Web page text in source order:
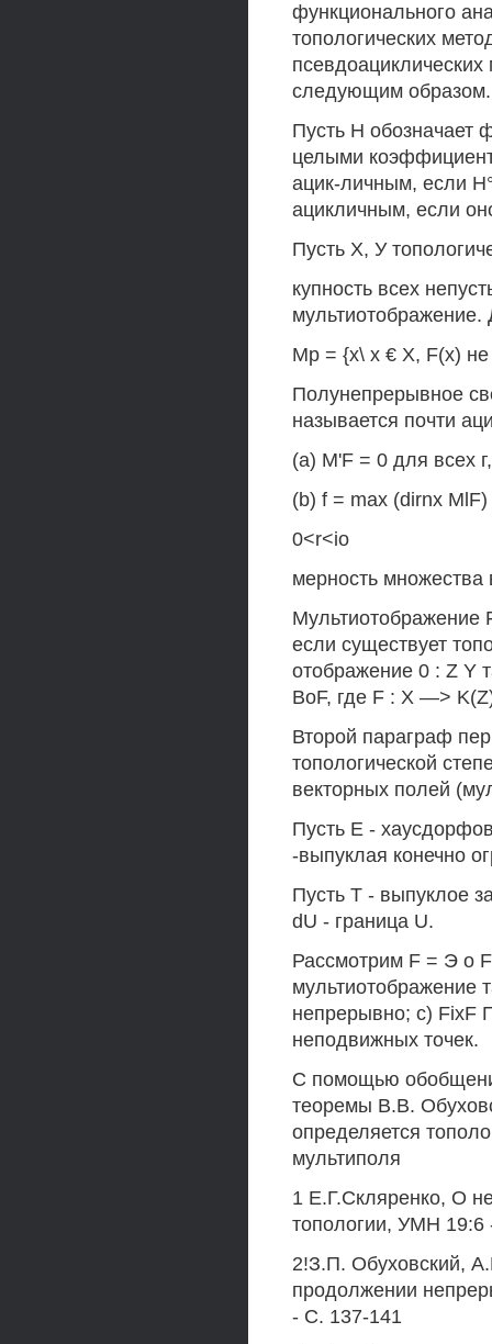
функционального
топологических
следующим образом.
Пусть Н обозначает
целыми
ацик-личным, если
ацикличным, если
Пусть X, У
купность всех
мультиотображение.
Мр = {х\ х € X, F(х)
Полунепрерывное
называется почти
(a) M'F = 0 для всех
(b) f = max (dirnx MlF)
0<r<io
мерность множества
Мультиотображение
если существует
отображение 0 : Z Y
ВоF, где F : X —>
Второй параграф
топологической
векторных полей
Пусть Е -
-выпуклая конечно
Пусть Т - выпуклое
dU - граница U.
Рассмотрим F = Э о
мультиотображение
непрерывно; с) FixF
неподвижных точек.
С помощью
теоремы В.В.
определяется
мультиполя
1 Е.Г.Скляренко, О
топологии, УМН 19:6
2!З.П. Обуховский,
продолжении
- С. 137-141